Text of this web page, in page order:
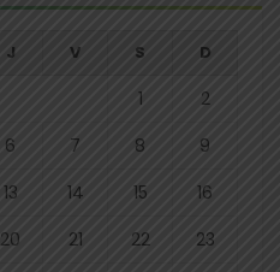
J V S D
1
2
6 7 8
9
13 14 15
16
20 21 22
23